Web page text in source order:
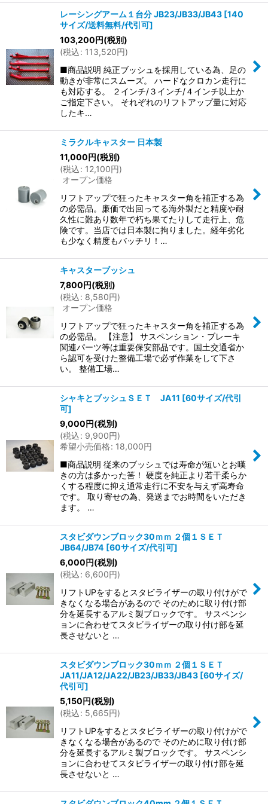
レーシングアーム１台分 JB23/JB33/JB43 [140
サイズ/送料無料/代引可]
103,200円(税別)
(税込: 113,520円)
■商品説明 純正ブッシュを採用している為、足の
動きが非常にスムーズ。 ハードなクロカン走行に
も対応する。 ２インチ/３インチ/４インチ以上か
ご指定下さい。 それぞれのリフトアップ量に対応
したキ…
ミラクルキャスター 日本製
11,000円(税別)
(税込: 12,100円)
オープン価格
リフトアップで狂ったキャスター角を補正する為
の必需品。廉価で出回ってる海外製だと精度や耐
久性に難あり数年で朽ち果てたりして走行上、危
険です。当店では日本製に拘りました。経年劣化
も少なく精度もバッチリ！…
キャスターブッシュ
7,800円(税別)
(税込: 8,580円)
オープン価格
リフトアップで狂ったキャスター角を補正する為
の必需品。 【注意】 サスペンション・ブレーキ
関連パーツ等は重要保安部品です。国土交通省か
ら認可を受けた整備工場で必ず作業をして下さ
い。 整備工場…
シャキとブッシュＳＥＴ JA11 [60サイズ/代引
可]
9,000円(税別)
(税込: 9,900円)
希望小売価格: 18,000円
■商品説明 従来のブッシュでは寿命が短いとお嘆
きの方は多かった筈！ 硬度を純正より若干柔らか
くする程度に抑え通常走行に不安を与えず高寿命
です。 取り寄せの為、発送までお時間をいただき
ます。 …
スタビダウンブロック30ｍｍ ２個１ＳＥＴ
JB64/JB74 [60サイズ/代引可]
6,000円(税別)
(税込: 6,600円)
リフトUPをするとスタビライザーの取り付けがで
きなくなる場合があるので そのために取り付け部
分を延長するアルミ製ブロックです。 サスペンシ
ョンに合わせてスタビライザーの取り付け部を延
長させないと …
スタビダウンブロック30ｍｍ ２個１ＳＥＴ
JA11/JA12/JA22/JB23/JB33/JB43 [60サイズ/
代引可]
5,150円(税別)
(税込: 5,665円)
リフトUPをするとスタビライザーの取り付けがで
きなくなる場合があるので そのために取り付け部
分を延長するアルミ製ブロックです。 サスペンシ
ョンに合わせてスタビライザーの取り付け部を延
長させないと …